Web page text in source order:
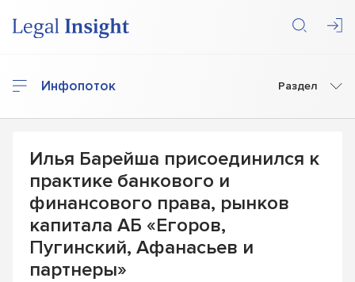
Инфопоток Раздел
Илья Барейша присоединился к
практике банкового и
финансового права, рынков
капитала АБ «Егоров,
Пугинский, Афанасьев и
партнеры»